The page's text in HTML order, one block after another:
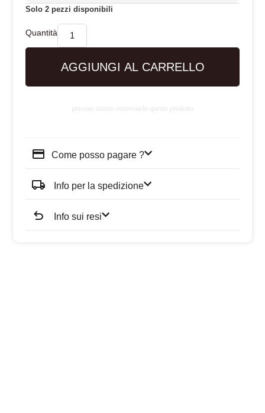
Solo 2 pezzi disponibili
AGGIUNGI AL CARRELLO
persone stanno osservando questo prodotto
Come posso pagare ?
Info per la spedizione
Info sui resi